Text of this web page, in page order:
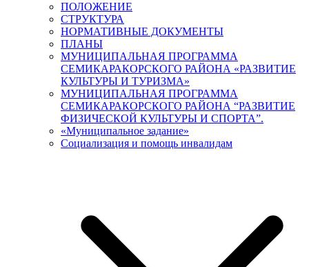
ПОЛОЖЕНИЕ
СТРУКТУРА
НОРМАТИВНЫЕ ДОКУМЕНТЫ
ПЛАНЫ
МУНИЦИПАЛЬНАЯ ПРОГРАММА
СЕМИКАРАКОРСКОГО РАЙОНА «РАЗВИТИЕ
КУЛЬТУРЫ И ТУРИЗМА»
МУНИЦИПАЛЬНАЯ ПРОГРАММА
СЕМИКАРАКОРСКОГО РАЙОНА “РАЗВИТИЕ
ФИЗИЧЕСКОЙ КУЛЬТУРЫ И СПОРТА”.
«Муниципальное задание»
Социализация и помощь инвалидам